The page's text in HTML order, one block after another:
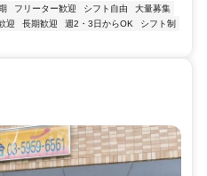
フリーター歓迎 シフト自由
大量募集
迎 長期歓迎 週2・3日からOK
シフト制